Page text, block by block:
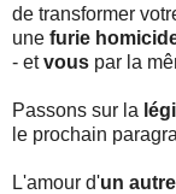
de transformer
une furie
- etvous par la
Passons sur la
le prochain
L'amour d'un